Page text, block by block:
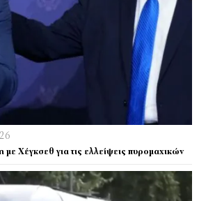
Χέγκσεθ για τις ελλείψεις πυρομαχικών